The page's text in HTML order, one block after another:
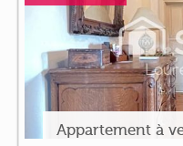
Appartement à